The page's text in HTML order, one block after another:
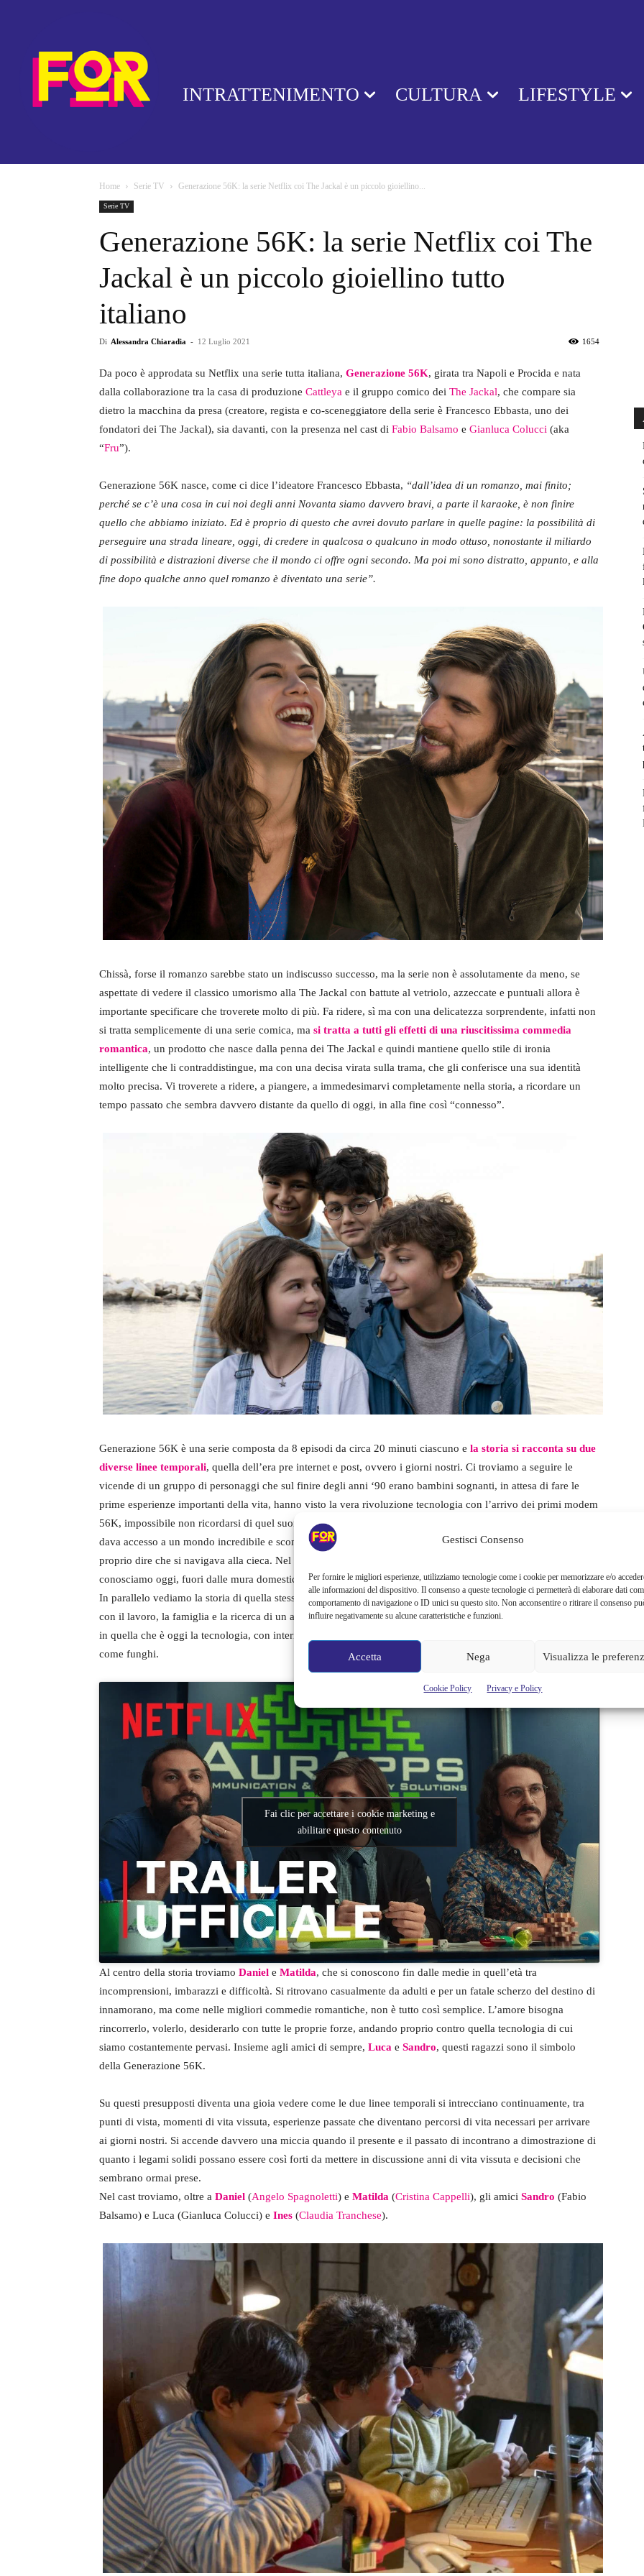
Gestisci Consenso
Per fornire le migliori esperienze, utilizziamo tecnologie come i cookie per memorizzare e/o
alle informazioni del dispositivo. Il consenso a queste tecnologie ci permetterà di elaborare dati
comportamento di navigazione o ID unici su questo sito. Non acconsentire o ritirare il consenso
influire negativamente su alcune caratteristiche e funzioni.
Accetta Nega Visualizza le
Cookie Policy Privacy e Policy
INTRATTENIMENTO CULTURA LIFESTYLE
Home Serie TV Generazione 56K: la serie Netflix coi The Jackal è un piccolo gioiellino...
Serie TV
Generazione 56K: la serie Netflix coi The
Jackal è un piccolo gioiellino tutto
italiano
Di Alessandra Chiaradia - 12 Luglio 2021 1654
Da poco è approdata su Netflix una serie tutta italiana, Generazione 56K, girata tra Napoli e Procida e nata
dalla collaborazione tra la casa di produzione Cattleya e il gruppo comico dei The Jackal, che compare sia
dietro la macchina da presa (creatore, regista e co-sceneggiatore della serie è Francesco Ebbasta, uno dei
fondatori dei The Jackal), sia davanti, con la presenza nel cast di Fabio Balsamo e Gianluca Colucci (aka
“Fru”).
Generazione 56K nasce, come ci dice l’ideatore Francesco Ebbasta, “dall’idea di un romanzo, mai finito;
perché se c’è una cosa in cui noi degli anni Novanta siamo davvero bravi, a parte il karaoke, è non finire
quello che abbiamo iniziato. Ed è proprio di questo che avrei dovuto parlare in quelle pagine: la possibilità di
perseguire una strada lineare, oggi, di credere in qualcosa o qualcuno in modo ottuso, nonostante il miliardo
di possibilità e distrazioni diverse che il mondo ci offre ogni secondo. Ma poi mi sono distratto, appunto, e alla
fine dopo qualche anno quel romanzo è diventato una serie”.
Chissà, forse il romanzo sarebbe stato un indiscusso successo, ma la serie non è assolutamente da meno, se
aspettate di vedere il classico umorismo alla The Jackal con battute al vetriolo, azzeccate e puntuali allora è
importante specificare che troverete molto di più. Fa ridere, sì ma con una delicatezza sorprendente, infatti non
si tratta semplicemente di una serie comica, ma si tratta a tutti gli effetti di una riuscitissima commedia
romantica, un prodotto che nasce dalla penna dei The Jackal e quindi mantiene quello stile di ironia
intelligente che li contraddistingue, ma con una decisa virata sulla trama, che gli conferisce una sua identità
molto precisa. Vi troverete a ridere, a piangere, a immedesimarvi completamente nella storia, a ricordare un
tempo passato che sembra davvero distante da quello di oggi, in alla fine così “connesso”.
Generazione 56K è una serie composta da 8 episodi da circa 20 minuti ciascuno e la storia si racconta su due
diverse linee temporali, quella dell’era pre internet e post, ovvero i giorni nostri. Ci troviamo a seguire le
vicende di un gruppo di personaggi che sul finire degli anni ‘90 erano bambini sognanti, in attesa di fare le
prime esperienze importanti della vita, hanno visto la vera rivoluzione tecnologia con l’arrivo dei primi modem
56K, impossibile non ricordarsi di quel suono inconfondibile di quando il computer si connetteva alla rete e
dava accesso a un mondo incredibile e sconosciuto, dove non esisteva Google o tutto il testo, anzi si può
proprio dire che si navigava alla cieca. Nel frattempo c’era la vita quotidiana, così lontana da quella che
conosciamo oggi, fuori dalle mura domestiche non esisteva internet, tutto era “analogico”.
In parallelo vediamo la storia di quella stessa generazione vent’anni dopo nelle loro vite da adulti impegnati
con il lavoro, la famiglia e la ricerca di un amore vero che ancora non arriva, una vita completamente immersa
in quella che è oggi la tecnologia, con internet a portata di mano e App che spuntano sui nostri smartphone
come funghi.
Fai clic per accettare i cookie marketing e
abilitare questo contenuto
Al centro della storia troviamo Daniel e Matilda, che si conoscono fin dalle medie in quell’età tra
incomprensioni, imbarazzi e difficoltà. Si ritrovano casualmente da adulti e per un fatale scherzo del destino di
innamorano, ma come nelle migliori commedie romantiche, non è tutto così semplice. L’amore bisogna
rincorrerlo, volerlo, desiderarlo con tutte le proprie forze, andando proprio contro quella tecnologia di cui
siamo costantemente pervasi. Insieme agli amici di sempre, Luca e Sandro, questi ragazzi sono il simbolo
della Generazione 56K.
Su questi presupposti diventa una gioia vedere come le due linee temporali si intrecciano continuamente, tra
punti di vista, momenti di vita vissuta, esperienze passate che diventano percorsi di vita necessari per arrivare
ai giorni nostri. Si accende davvero una miccia quando il presente e il passato di incontrano a dimostrazione di
quanto i legami solidi possano essere così forti da mettere in discussione anni di vita vissuta e decisioni che
sembrano ormai prese.
Nel cast troviamo, oltre a Daniel (Angelo Spagnoletti) e Matilda (Cristina Cappelli), gli amici Sandro (Fabio
Balsamo) e Luca (Gianluca Colucci) e Ines (Claudia Tranchese).